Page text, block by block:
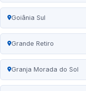
Goiânia Sul
Grande Retiro
Granja Morada do Sol